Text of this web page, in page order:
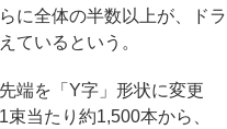
に全体の半数以上が、ドラ
ているという。
端を「Y字」形状に変更
当たり約1,500本から、